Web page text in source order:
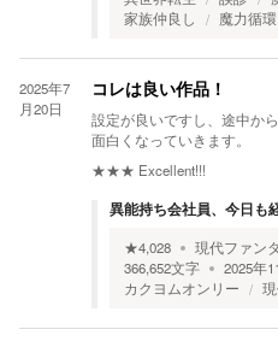
家族仲良し
魔力循環
2025年7
月20日
コレは良い作品！
設定が良いですし、途中か
面白くなっていきます。
★★★ Excellent!!!
異能持ち会社員、今日も
★4,028 現代ファン
366,652文字 2025年
カクヨムオンリー